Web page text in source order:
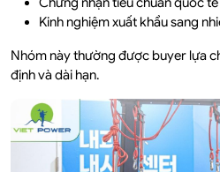
Kinh nghiệm xuất khẩu sang
Nhóm này thường được buyer lựa
định và dài hạn.